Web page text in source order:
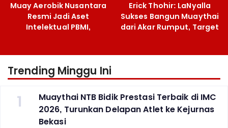
Muay Aerobik Nusantara
Resmi Jadi Aset
Intelektual PBMI,
Erick Thohir: LaNyalla
Sukses Bangun Muaythai
dari Akar Rumput, Target
Trending Minggu Ini
1
Muaythai NTB Bidik Prestasi Terbaik di IMC
2026, Turunkan Delapan Atlet ke Kejurnas
Bekasi